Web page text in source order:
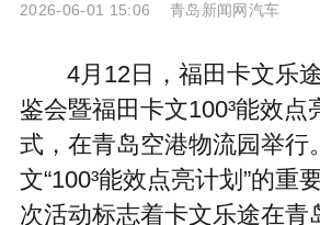
2026-06-01 15:06 青岛新闻网汽车
4月12日，福田卡文乐
鉴会暨福田卡文100³能效点
式，在青岛空港物流园举行
文“100³能效点亮计划”的重
次活动标志着卡文乐途在青